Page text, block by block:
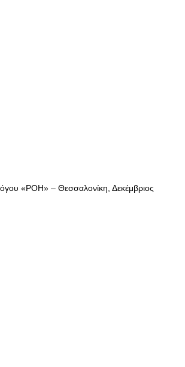
«ΡΟΗ» – Θεσσαλονίκη, Δεκέμβριος